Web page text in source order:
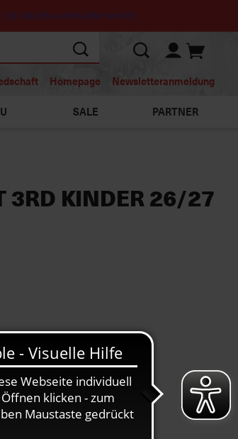
DIE NEUEN AUFWÄRM SHIRTS
Homepage Newsletteranmeldung
SALE PARTNER
3RD KINDER 26/27
ausgeschlossen!